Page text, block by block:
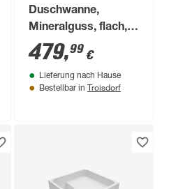
Duschwanne,
Mineralguss, flach,
anthrazit,
rechteckig, 120 x 80
x 4 cm
479,99 €
Lieferung nach Hause
Bestellbar in Troisdorf